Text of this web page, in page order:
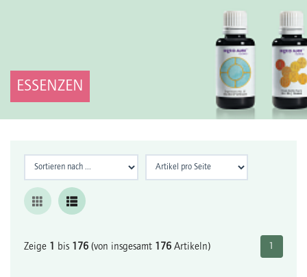
ESSENZEN
Zeige 1 bis 176 (von insgesamt 176 Artikeln) 1